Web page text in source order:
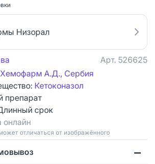
Низорал
Арт. 526625
Хемофарм А.Д., Сербия
Кетоконазол
препарат
срок
онлайн
отличаться от изображённого